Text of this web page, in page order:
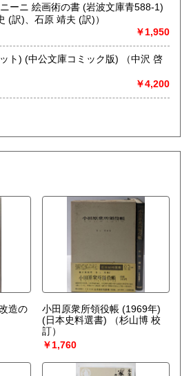
ーニ 絵画術の書 (岩波文庫青588-1)
(訳)、石原 靖夫 (訳)）
￥1,950
(中公文庫コミック版) （中沢 啓
￥4,200
造の
小田原衆所領役帳 (1969年)
(日本史料選書)
（杉山博 校
訂）
￥1,760